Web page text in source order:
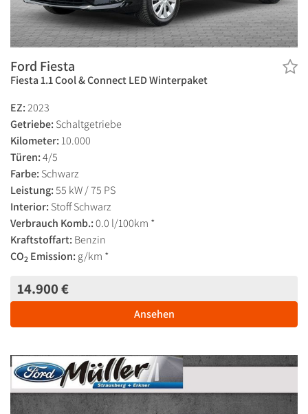
Ford Fiesta
Fiesta 1.1 Cool & Connect LED Winterpaket
EZ:2023
Getriebe: Schaltgetriebe
Kilometer: 10.000
Türen:4/5
Farbe: Schwarz
Leistung:55 kW / 75 PS
Interior: Stoff Schwarz
Verbrauch Komb.:0.0 l/100km *
Kraftstoffart: Benzin
CO2 Emission: g/km *
14.900 €
Ansehen